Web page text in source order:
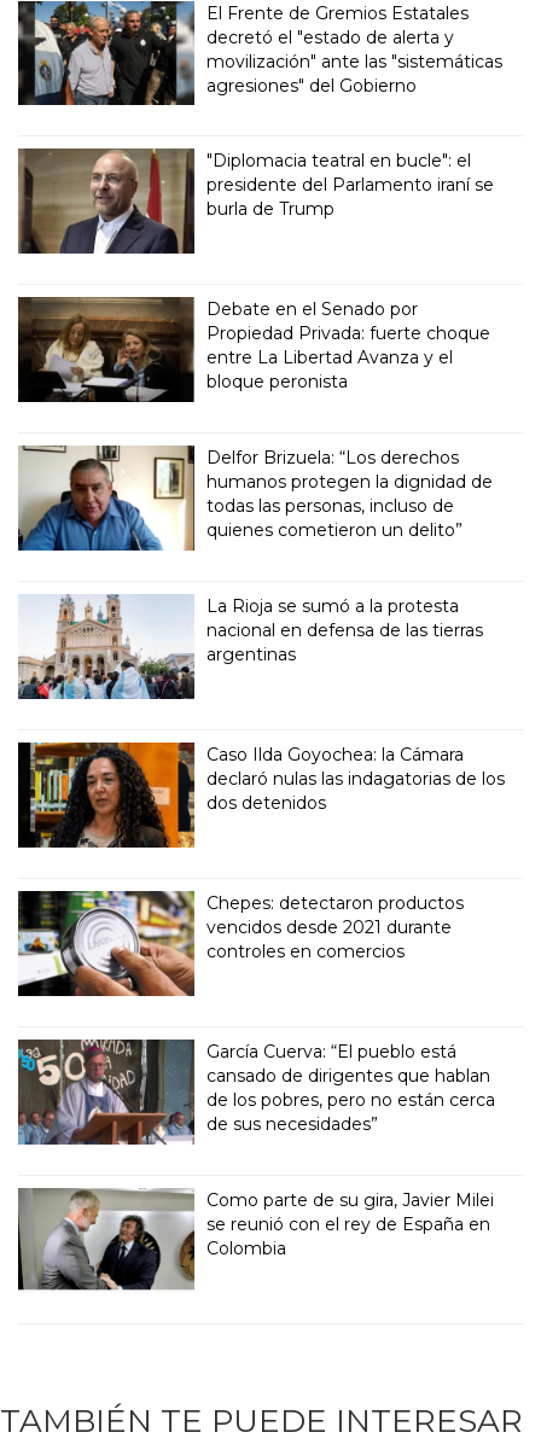
El Frente de Gremios Estatales
decretó el "estado de alerta y
movilización" ante las "sistemáticas
agresiones" del Gobierno
"Diplomacia teatral en bucle": el
presidente del Parlamento iraní se
burla de Trump
Debate en el Senado por
Propiedad Privada: fuerte choque
entre La Libertad Avanza y el
bloque peronista
Delfor Brizuela: “Los derechos
humanos protegen la dignidad de
todas las personas, incluso de
quienes cometieron un delito”
La Rioja se sumó a la protesta
nacional en defensa de las tierras
argentinas
Caso Ilda Goyochea: la Cámara
declaró nulas las indagatorias de los
dos detenidos
Chepes: detectaron productos
vencidos desde 2021 durante
controles en comercios
García Cuerva: “El pueblo está
cansado de dirigentes que hablan
de los pobres, pero no están cerca
de sus necesidades”
Como parte de su gira, Javier Milei
se reunió con el rey de España en
Colombia
TAMBIÉN TE PUEDE INTERESAR